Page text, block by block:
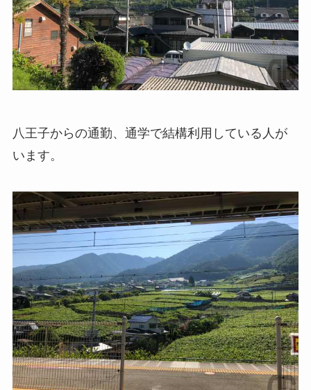
八王子からの通勤、通学で結構利用している人が
います。